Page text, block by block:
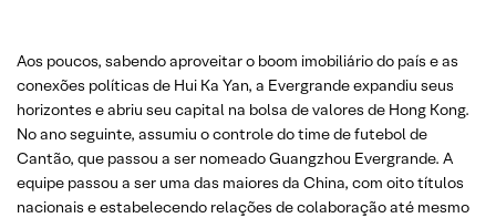
Aos poucos, sabendo aproveitar o boom imobiliário do país e as
conexões políticas de Hui Ka Yan, a Evergrande expandiu seus
horizontes e abriu seu capital na bolsa de valores de Hong Kong.
No ano seguinte, assumiu o controle do time de futebol de
Cantão, que passou a ser nomeado Guangzhou Evergrande. A
equipe passou a ser uma das maiores da China, com oito títulos
nacionais e estabelecendo relações de colaboração até mesmo